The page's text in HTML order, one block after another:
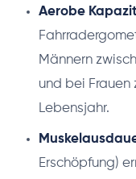
Aerobe
Männern
und bei Frauen
Lebensjahr.
Erschöpfung)